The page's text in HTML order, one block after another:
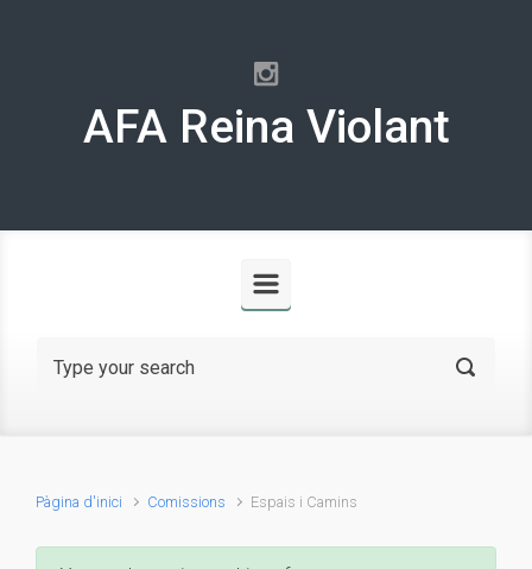
AFA Reina Violant
Pàgina d'inici Comissions Espais i Camins